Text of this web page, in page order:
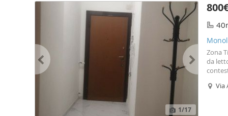
1/17
Zona
da
Via